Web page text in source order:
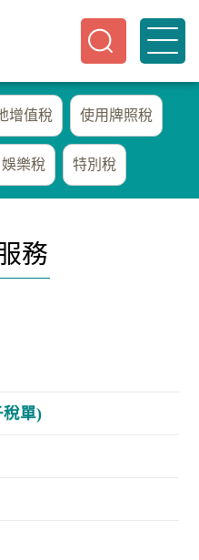
增值稅 使用牌照稅
娛樂稅 特別稅
務
單)